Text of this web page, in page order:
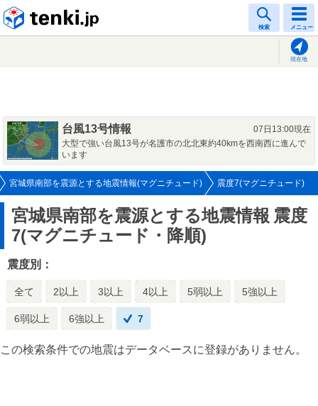
検索 メニュー
現在地
台風13号情報
07日13:00現在
大型で強い台風13号が名護市の北北東約40kmを西南西に進んで
います
宮城県南部を震源とする地震情報(マグニチュード) 震度7(マグニチュード)
宮城県南部を震源とする地震情報 震度
7(マグニチュード・降順)
震度別：
全て 2以上 3以上 4以上 5弱以上 5強以上
6弱以上 6強以上 7
この検索条件での地震はデータベースに登録がありません。